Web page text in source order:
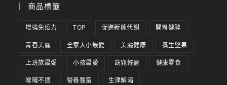
商品標籤
增強免疫力 TOP 促進新陳代謝 開胃健脾
青春美麗 全家大小最愛 美麗健康 養生堅果
上班族最愛 小孩最愛 窈窕輕盈 健康零食
喉嚨不適 營養豐富 生津解渴